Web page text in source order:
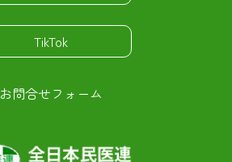
TikTok
お問合せフォーム